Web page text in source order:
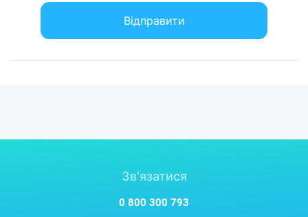
Відправити
Зв'язатися
0 800 300 793